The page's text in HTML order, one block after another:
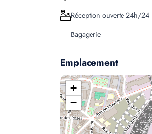
Réception ouverte 24h/24
Bagagerie
Emplacement
+
−